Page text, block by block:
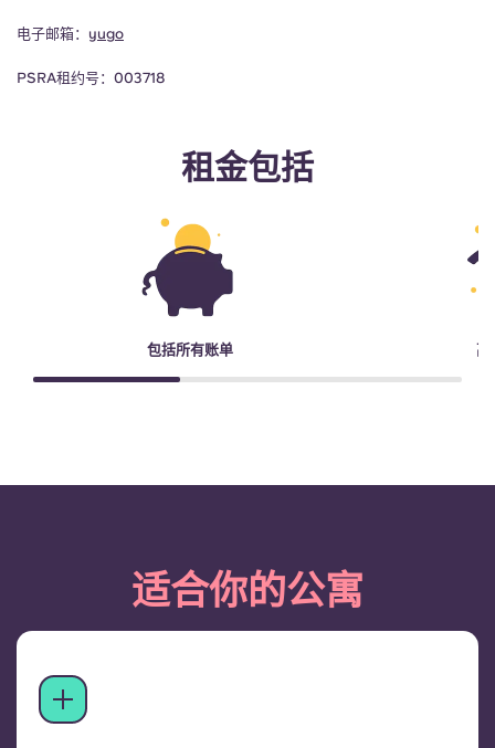
电子邮箱： yugo
PSRA租约号：003718
租金包括
包括所有账单 高
适合你的公寓